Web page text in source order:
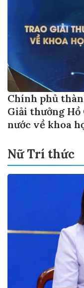
Chính phủ
Giải thưởng
nước về khoa
Nữ Trí thức